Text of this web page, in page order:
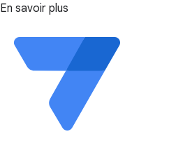
En savoir plus